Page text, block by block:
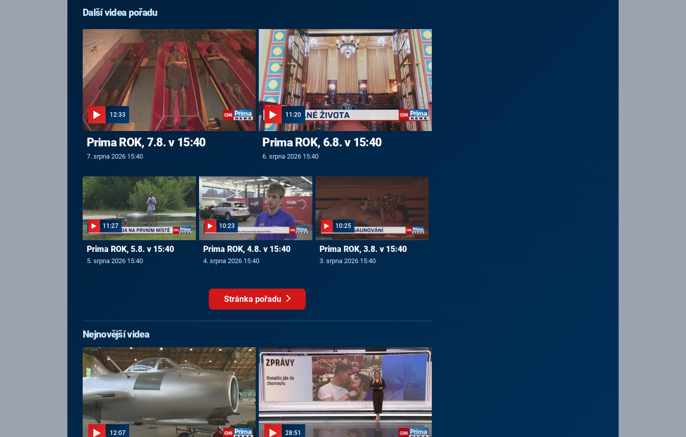
Další videa pořadu
12:33
Prima ROK, 7.8. v 15:40
7. srpna 2026 15:40
11:20
Prima ROK, 6.8. v 15:40
6. srpna 2026 15:40
11:27
Prima ROK, 5.8. v 15:40
5. srpna 2026 15:40
10:23
Prima ROK, 4.8. v 15:40
4. srpna 2026 15:40
10:25
Prima ROK, 3.8. v 15:40
3. srpna 2026 15:40
Stránka pořadu
Nejnovější videa
12:07 28:51